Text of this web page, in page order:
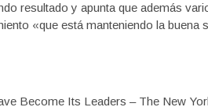
resultado y apunta que además
«que está manteniendo la buena
Become Its Leaders – The New